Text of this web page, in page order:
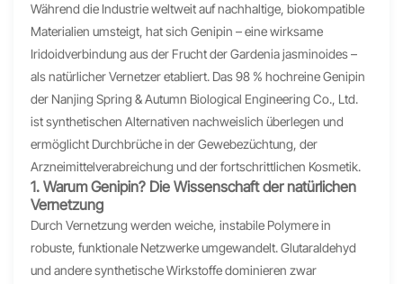
Während die Industrie weltweit auf nachhaltige, biokompatible
Materialien umsteigt, hat sich Genipin – eine wirksame
Iridoidverbindung aus der Frucht der Gardenia jasminoides –
als natürlicher Vernetzer etabliert. Das 98 % hochreine Genipin
der Nanjing Spring & Autumn Biological Engineering Co., Ltd.
ist synthetischen Alternativen nachweislich überlegen und
ermöglicht Durchbrüche in der Gewebezüchtung, der
Arzneimittelverabreichung und der fortschrittlichen Kosmetik.
1. Warum Genipin? Die Wissenschaft der natürlichen
Vernetzung
Durch Vernetzung werden weiche, instabile Polymere in
robuste, funktionale Netzwerke umgewandelt. Glutaraldehyd
und andere synthetische Wirkstoffe dominieren zwar